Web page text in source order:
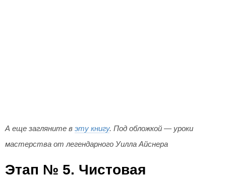
А еще загляните в эту книгу. Под обложкой — уроки
мастерства от легендарного Уилла Айснера
Этап № 5. Чистовая